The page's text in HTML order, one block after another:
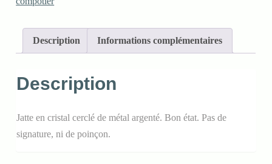
Description Informations complémentaires
Description
Jatte en cristal cerclé de métal argenté. Bon état. Pas de
signature, ni de poinçon.